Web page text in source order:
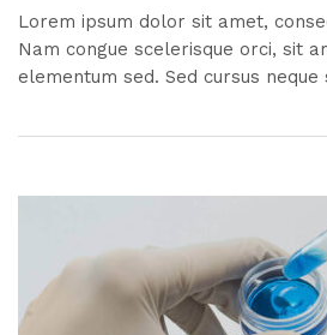
Lorem ipsum dolor sit amet,
Nam congue scelerisque orci, sit
elementum sed. Sed cursus